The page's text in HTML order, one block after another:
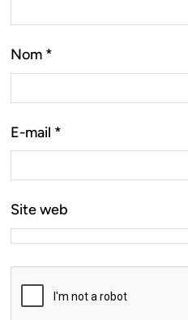
Nom *
E-mail *
Site web